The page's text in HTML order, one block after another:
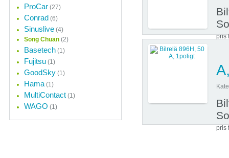
pris
pris
ProCar (27)
Conrad (6)
Sinuslive (4)
Song Chuan (2)
Basetech (1)
Fujitsu (1)
GoodSky (1)
Hama (1)
MultiContact (1)
WAGO (1)